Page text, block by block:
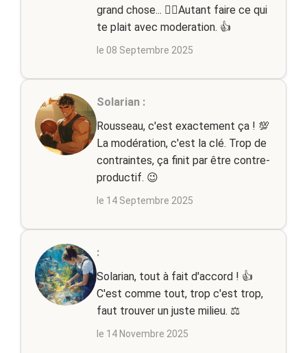
grand chose... 🤷‍♂️Autant faire ce qui
te plait avec moderation. 👍
le 08 Septembre 2025
Solarian :
Rousseau, c'est exactement ça ! 💯
La modération, c'est la clé. Trop de
contraintes, ça finit par être contre-
productif. 😉
le 14 Septembre 2025
:
Solarian, tout à fait d'accord ! 👍
C'est comme tout, trop c'est trop,
faut trouver un juste milieu. ⚖️
le 14 Novembre 2025